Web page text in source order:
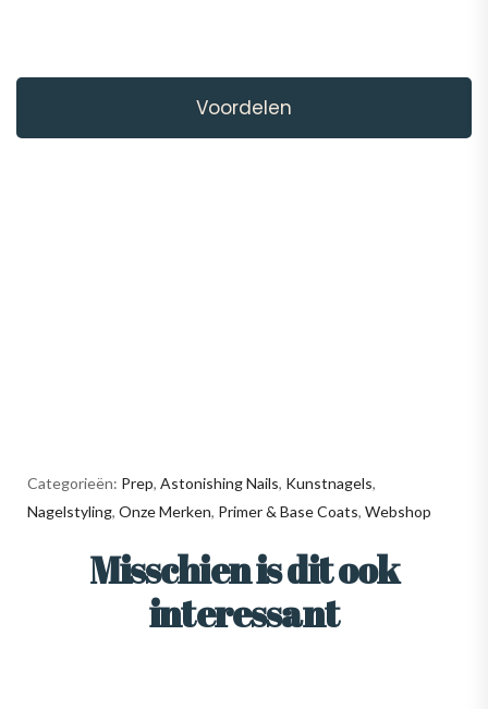
Voordelen
Categorieën: Prep, Astonishing Nails, Kunstnagels,
Nagelstyling, Onze Merken, Primer & Base Coats, Webshop
Misschien is dit ook
interessant